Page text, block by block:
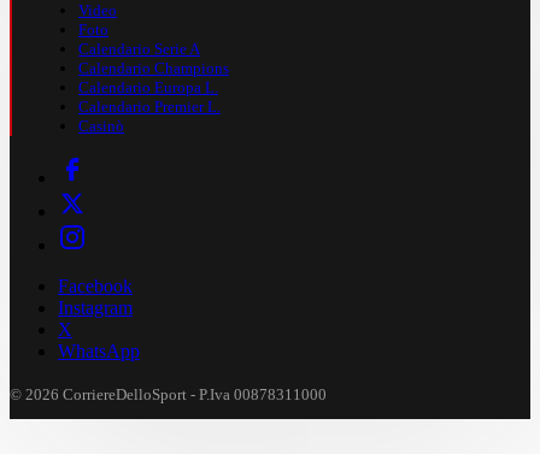
Video
Foto
Calendario Serie A
Calendario Champions
Calendario Europa L.
Calendario Premier L.
Casinò
Facebook
Instagram
X
WhatsApp
© 2026 CorriereDelloSport - P.Iva 00878311000